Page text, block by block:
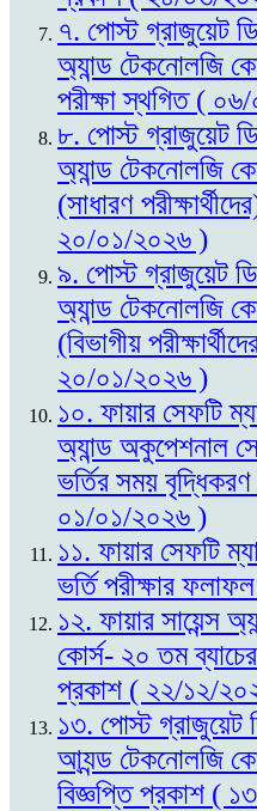
৭. পোস্ট গ্রাজুয়েট
অ্যান্ড টেকনোলজি
পরীক্ষা স্থগিত (
৮. পোস্ট গ্রাজুয়েট
অ্যান্ড টেকনোলজি
(সাধারণ
২০/০১/২০২৬ )
৯. পোস্ট গ্রাজুয়েট
অ্যান্ড টেকনোলজি
(বিভাগীয়
২০/০১/২০২৬ )
১০. ফায়ার সেফটি
অ্যান্ড অকুপেশনাল
ভর্তির সময়
০১/০১/২০২৬ )
১১. ফায়ার সেফটি
ভর্তি পরীক্ষার
১২. ফায়ার সায়েন্স
কোর্স- ২০ তম
প্রকাশ ( ২২/১২/
১৩. পোস্ট গ্রাজুয়েট
আ্যন্ড টেকনোলজি
বিজ্ঞপ্তি প্রকাশ (